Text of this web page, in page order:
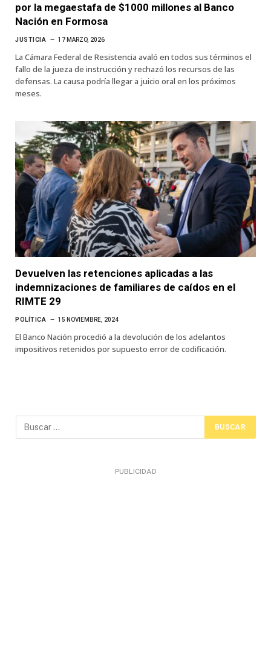
por la megaestafa de $1000 millones al Banco
Nación en Formosa
JUSTICIA 17 MARZO, 2026
La Cámara Federal de Resistencia avaló en todos sus términos el
fallo de la jueza de instrucción y rechazó los recursos de las
defensas. La causa podría llegar a juicio oral en los próximos
meses.
Devuelven las retenciones aplicadas a las
indemnizaciones de familiares de caídos en el
RIMTE 29
POLÍTICA 15 NOVIEMBRE, 2024
El Banco Nación procedió a la devolución de los adelantos
impositivos retenidos por supuesto error de codificación.
PUBLICIDAD